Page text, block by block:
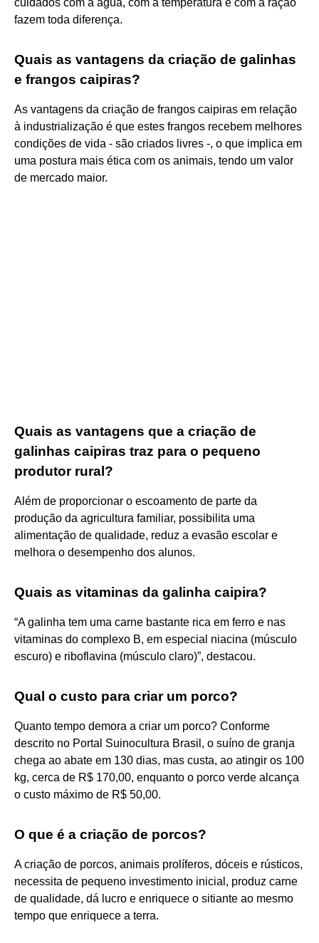
fazem toda diferença.
Quais as vantagens da criação de galinhas
e frangos caipiras?
As vantagens da criação de frangos caipiras em relação
à industrialização é que estes frangos recebem melhores
condições de vida - são criados livres -, o que implica em
uma postura mais ética com os animais, tendo um valor
de mercado maior.
Quais as vantagens que a criação de
galinhas caipiras traz para o pequeno
produtor rural?
Além de proporcionar o escoamento de parte da
produção da agricultura familiar, possibilita uma
alimentação de qualidade, reduz a evasão escolar e
melhora o desempenho dos alunos.
Quais as vitaminas da galinha caipira?
“A galinha tem uma carne bastante rica em ferro e nas
vitaminas do complexo B, em especial niacina (músculo
escuro) e riboflavina (músculo claro)”, destacou.
Qual o custo para criar um porco?
Quanto tempo demora a criar um porco? Conforme
descrito no Portal Suinocultura Brasil, o suíno de granja
chega ao abate em 130 dias, mas custa, ao atingir os 100
kg, cerca de R$ 170,00, enquanto o porco verde alcança
o custo máximo de R$ 50,00.
O que é a criação de porcos?
A criação de porcos, animais prolíferos, dóceis e rústicos,
necessita de pequeno investimento inicial, produz carne
de qualidade, dá lucro e enriquece o sitiante ao mesmo
tempo que enriquece a terra.